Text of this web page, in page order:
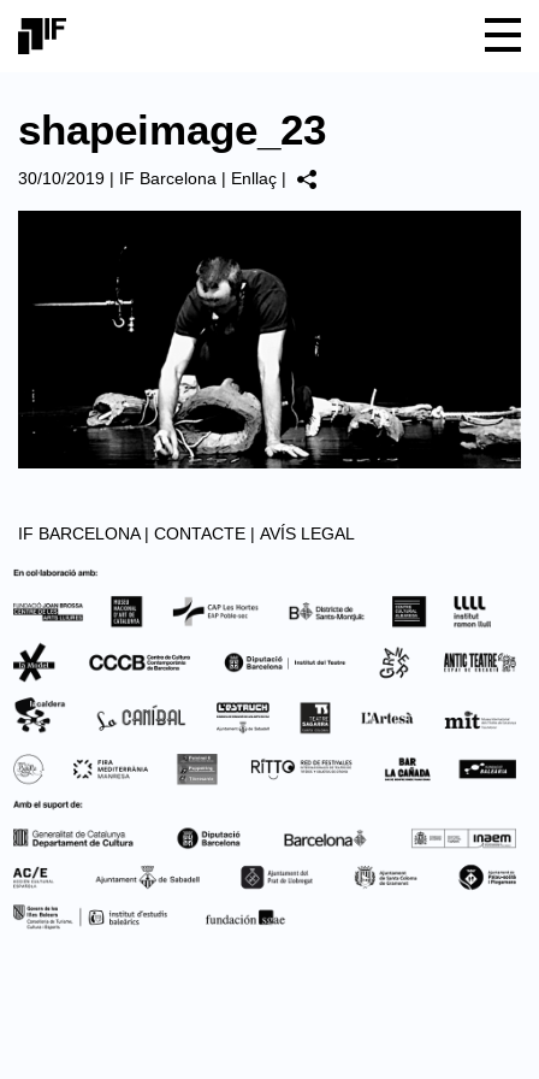
shapeimage_23
30/10/2019 | IF Barcelona | Enllaç |
IF BARCELONA | CONTACTE | AVÍS LEGAL